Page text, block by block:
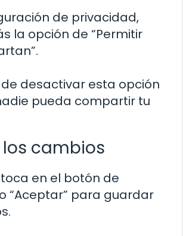
de privacidad,
la opción de “Permitir
desactivar esta opción
pueda compartir tu
cambios
en el botón de
“Aceptar” para guardar